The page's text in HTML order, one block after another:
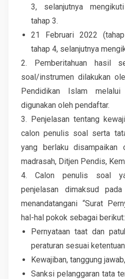
3, selanjutnya
tahap 3.
21 Februari 2022
tahap 4, selanjutnya
2. Pemberitahuan hasil
soal/instrumen dilakukan
Pendidikan Islam
digunakan oleh pendaftar.
3. Penjelasan tentang
calon penulis soal serta
yang berlaku disampaikan
madrasah, Ditjen Pendis,
4. Calon penulis soal
penjelasan dimaksud
menandatangani “Surat
hal-hal pokok sebagai berikut:
Pernyataan taat dan
peraturan sesuai
Kewajiban, tanggung
Sanksi pelanggaran tata